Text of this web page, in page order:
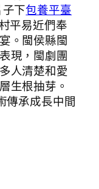
子下包養平臺
平易近們奉
。閩侯縣閩
現，閩劇團
人清楚和愛
生根抽芽。
傳承成長中間